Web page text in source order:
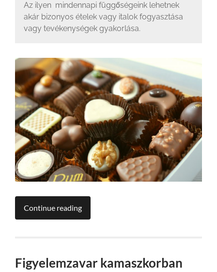
Az ilyen mindennapi függőségeink lehetnek
akár bizonyos ételek vagy italok fogyasztása
vagy tevékenységek gyakorlása.
Continue reading
Figyelemzavar kamaszkorban